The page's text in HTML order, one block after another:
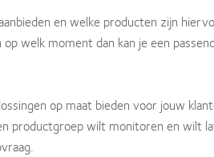
en welke producten zijn
welk moment dan kan je een
op maat bieden voor jouw
productgroep wilt monitoren en wilt